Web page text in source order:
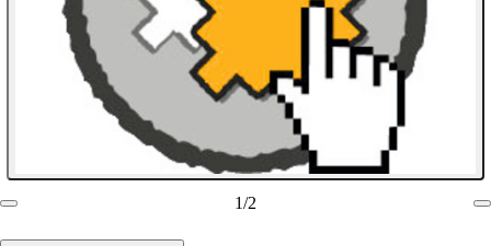
1/2